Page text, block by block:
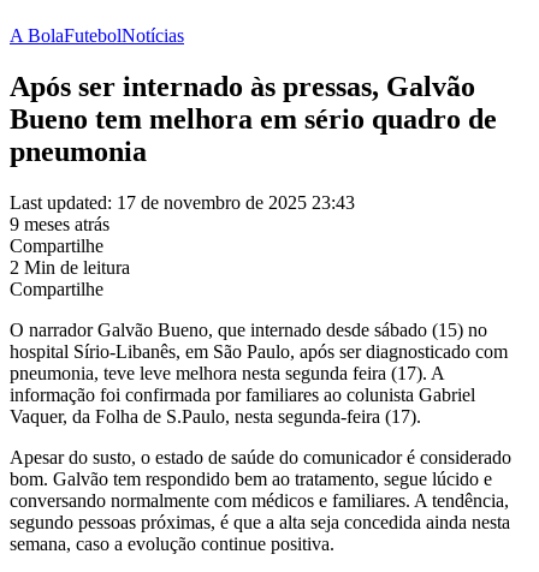
A BolaFutebolNotícias
Após ser internado às pressas, Galvão
Bueno tem melhora em sério quadro de
pneumonia
Last updated: 17 de novembro de 2025 23:43
9 meses atrás
Compartilhe
2 Min de leitura
Compartilhe
O narrador Galvão Bueno, que internado desde sábado (15) no
hospital Sírio-Libanês, em São Paulo, após ser diagnosticado com
pneumonia, teve leve melhora nesta segunda feira (17). A
informação foi confirmada por familiares ao colunista Gabriel
Vaquer, da Folha de S.Paulo, nesta segunda-feira (17).
Apesar do susto, o estado de saúde do comunicador é considerado
bom. Galvão tem respondido bem ao tratamento, segue lúcido e
conversando normalmente com médicos e familiares. A tendência,
segundo pessoas próximas, é que a alta seja concedida ainda nesta
semana, caso a evolução continue positiva.